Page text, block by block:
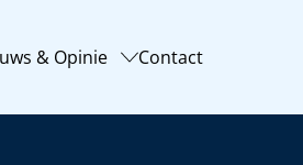
& Opinie Contact